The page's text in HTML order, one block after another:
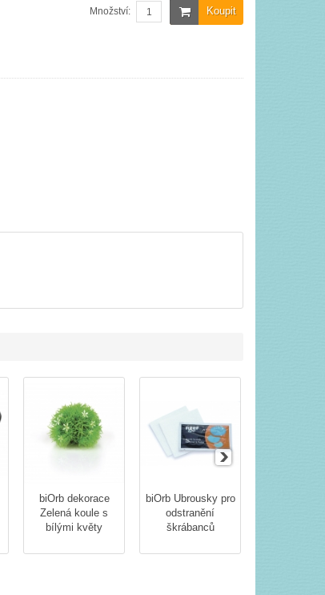
Koupit
Množství:
biOrb dekorace
Zelená koule s
bílými květy
biOrb Ubrousky pro
odstranění
škrábanců